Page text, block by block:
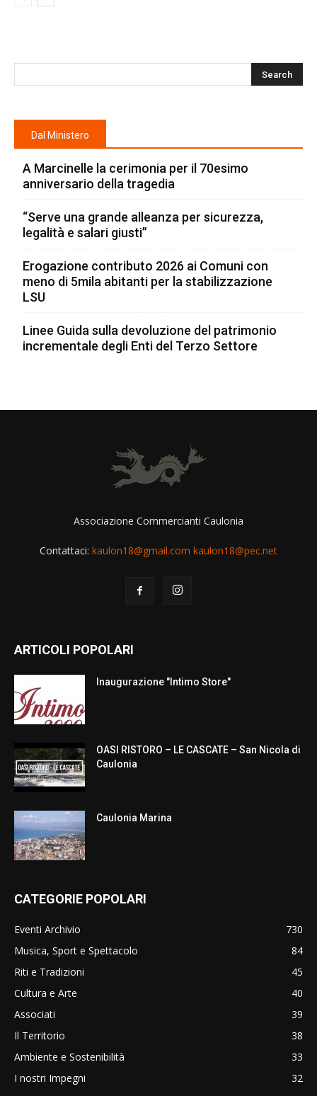
Dal Ministero
A Marcinelle la cerimonia per il 70esimo
anniversario della tragedia
“Serve una grande alleanza per sicurezza,
legalità e salari giusti”
Erogazione contributo 2026 ai Comuni con
meno di 5mila abitanti per la stabilizzazione
LSU
Linee Guida sulla devoluzione del patrimonio
incrementale degli Enti del Terzo Settore
Associazione Commercianti Caulonia
Contattaci: kaulon18@gmail.com kaulon18@pec.net
ARTICOLI POPOLARI
Inaugurazione "Intimo Store"
OASI RISTORO – LE CASCATE – San Nicola di
Caulonia
Caulonia Marina
CATEGORIE POPOLARI
Eventi Archivio
730
Musica, Sport e Spettacolo
84
Riti e Tradizioni
45
Cultura e Arte
40
Associati
39
Il Territorio
38
Ambiente e Sostenibilità
33
I nostri Impegni
32